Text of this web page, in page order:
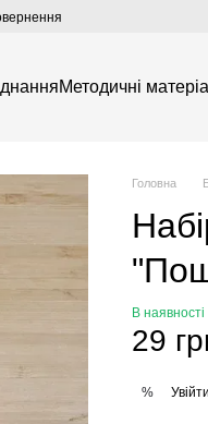
Методичні
Головна
В наявності
29
% Увійти